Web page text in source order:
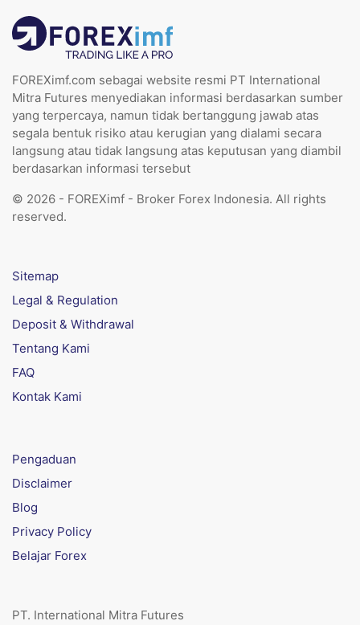
FOREXimf.com sebagai website resmi PT International
Mitra Futures menyediakan informasi berdasarkan sumber
yang terpercaya, namun tidak bertanggung jawab atas
segala bentuk risiko atau kerugian yang dialami secara
langsung atau tidak langsung atas keputusan yang diambil
berdasarkan informasi tersebut
© 2026 - FOREXimf - Broker Forex Indonesia. All rights
reserved.
Sitemap
Legal & Regulation
Deposit & Withdrawal
Tentang Kami
FAQ
Kontak Kami
Pengaduan
Disclaimer
Blog
Privacy Policy
Belajar Forex
PT. International Mitra Futures